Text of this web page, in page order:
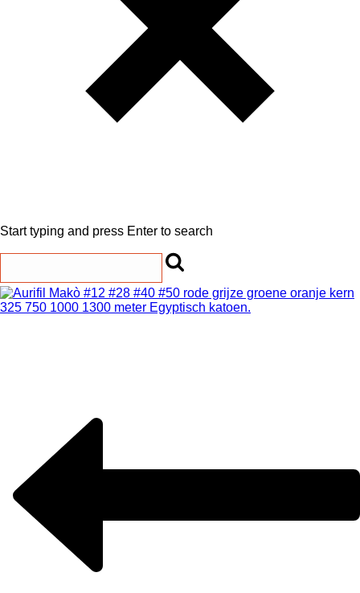
Start typing and press Enter to search